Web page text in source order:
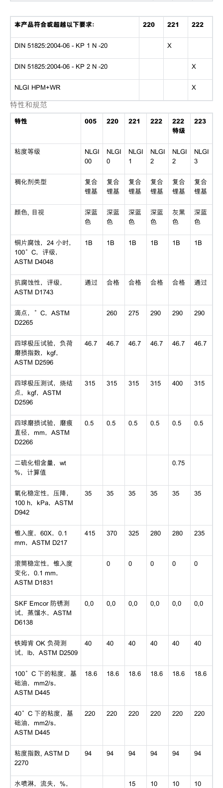
本产品符合或超越以下要求： 220 221 222
DIN 51825:2004-06 - KP 1 N -20 X
DIN 51825:2004-06 - KP 2 N -20 X
NLGI HPM+WR X
特性和规范
特性 005 220 221 222
222
特级
223
粘度等级
NLGI
00
NLGI
0
NLGI
1
NLGI
2
NLGI
2
NLGI
3
稠化剂类型
复合
锂基
复合
锂基
复合
锂基
复合
锂基
复合
锂基
复合
锂基
颜色, 目视
深蓝
色
深蓝
色
深蓝
色
深蓝
色
灰黑
色
深蓝
色
铜片腐蚀，24 小时，
100°C，评级，
ASTM D4048
1B 1B 1B 1B 1B 1B
抗腐蚀性，评级，
ASTM D1743
通过 合格 合格 合格 合格 通过
滴点，°C，ASTM
D2265
260 275 290 290 290
四球极压试验，负荷
磨损指数，kgf，
ASTM D2596
46.7 46.7 46.7 46.7 46.7 46.7
四球极压测试，烧结
点，kgf，ASTM
D2596
315 315 315 315 400 315
四球磨损试验，磨痕
直径，mm，ASTM
D2266
0.5 0.5 0.5 0.5 0.5 0.5
二硫化钼含量，wt
%，计算值
0.75
氧化稳定性，压降，
100 h，kPa，ASTM
D942
35 35 35 35 35 35
锥入度，60X，0.1
mm，ASTM D217
415 370 325 280 280 235
滚筒稳定性，锥入度
变化，0.1 mm，
ASTM D1831
0 0 0 0 0
SKF Emcor 防锈测
试，蒸馏水，ASTM
D6138
0,0 0,0 0,0 0,0 0,0 0,0
铁姆肯 OK 负荷测
试，lb，ASTM D2509
40 40 40 40 40 40
100°C 下的粘度，基
础油，mm2/s，
ASTM D445
18.6 18.6 18.6 18.6 18.6 18.6
40°C 下的粘度，基
础油，mm2/s，
ASTM D445
220 220 220 220 220 220
粘度指数, ASTM D
2270
94 94 94 94 94 94
水喷淋，流失，%，
15 10 10 10